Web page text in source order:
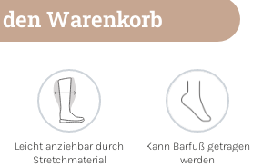
Warenkorb
Leicht anziehbar durch
Stretchmaterial
Kann Barfuß getragen
werden